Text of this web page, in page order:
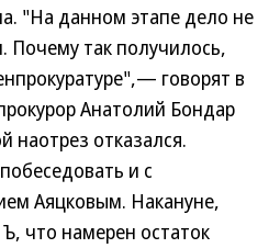
"На данном этапе дело не
Почему так получилось,
говорят в
Анатолий Бондар
наотрез отказался.
и с
Аяцковым. Накануне,
что намерен остаток